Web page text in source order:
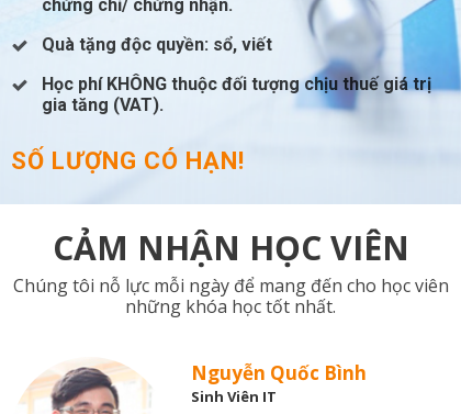
chứng chỉ/ chứng nhận.
Quà tặng độc quyền: sổ, viết
Học phí KHÔNG thuộc đối tượng chịu thuế giá trị
gia tăng (VAT).
SỐ LƯỢNG CÓ HẠN!
Chúng tôi nỗ lực mỗi ngày để mang đến cho học viên
những khóa học tốt nhất.
CẢM NHẬN HỌC VIÊN
Nguyễn Quốc Bình
Sinh Viên IT